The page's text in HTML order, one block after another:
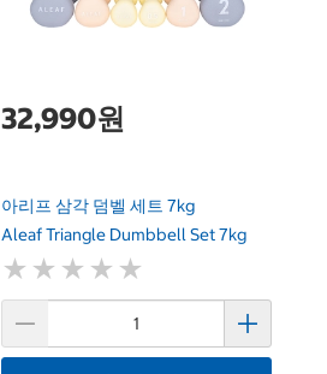
32,990원
아리프 삼각 덤벨 세트 7kg
Aleaf Triangle Dumbbell Set 7kg
★ ★ ★ ★ ★
★ ★ ★ ★ ★